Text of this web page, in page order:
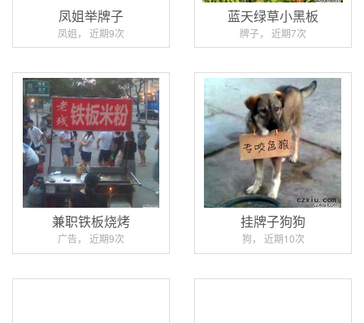
凤姐举牌子
凤姐， 近期9次
蓝天绿草小黑板
牌子， 近期7次
兼职铁板烧烤
广告， 近期9次
挂牌子狗狗
狗， 近期10次